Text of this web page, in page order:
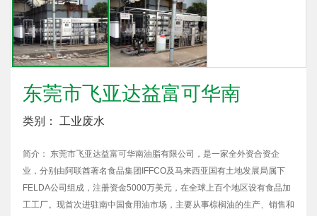
东莞市飞亚达益富可华南
类别： 工业废水
简介： 东莞市飞亚达益富可华南油脂有限公司，是一家全外资合资企
业，分别由阿联酋著名食品集团IFFCO及马来西亚国有土地发展局属下
FELDA公司组成，注册资金5000万美元，在全球上百个地区设有食品加
工工厂。现首次进驻南中国食用油市场，主要从事棕榈油的生产、销售和